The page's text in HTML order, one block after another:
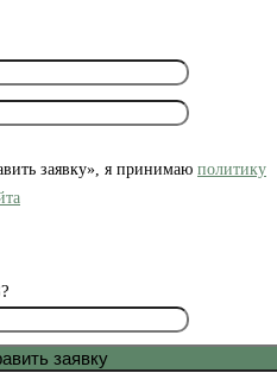
заявку», я принимаю политику